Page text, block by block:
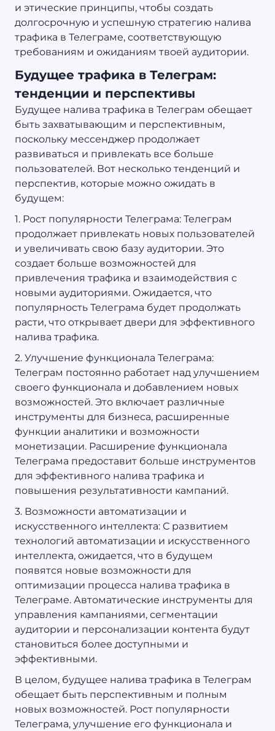
и этические принципы, чтобы создать
долгосрочную и успешную стратегию налива
трафика в Телеграме, соответствующую
требованиям и ожиданиям твоей аудитории.
Будущее трафика в Телеграм:
тенденции и перспективы
Будущее налива трафика в Телеграм обещает
быть захватывающим и перспективным,
поскольку мессенджер продолжает
развиваться и привлекать все больше
пользователей. Вот несколько тенденций и
перспектив, которые можно ожидать в
будущем:
1. Рост популярности Телеграма: Телеграм
продолжает привлекать новых пользователей
и увеличивать свою базу аудитории. Это
создает больше возможностей для
привлечения трафика и взаимодействия с
новыми аудиториями. Ожидается, что
популярность Телеграма будет продолжать
расти, что открывает двери для эффективного
налива трафика.
2. Улучшение функционала Телеграма:
Телеграм постоянно работает над улучшением
своего функционала и добавлением новых
возможностей. Это включает различные
инструменты для бизнеса, расширенные
функции аналитики и возможности
монетизации. Расширение функционала
Телеграма предоставит больше инструментов
для эффективного налива трафика и
повышения результативности кампаний.
3. Возможности автоматизации и
искусственного интеллекта: С развитием
технологий автоматизации и искусственного
интеллекта, ожидается, что в будущем
появятся новые возможности для
оптимизации процесса налива трафика в
Телеграме. Автоматические инструменты для
управления кампаниями, сегментации
аудитории и персонализации контента будут
становиться более доступными и
эффективными.
В целом, будущее налива трафика в Телеграм
обещает быть перспективным и полным
новых возможностей. Рост популярности
Телеграма, улучшение его функционала и